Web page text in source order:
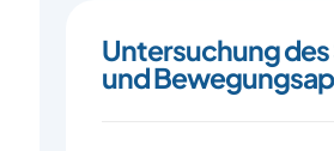
Untersuchung
und